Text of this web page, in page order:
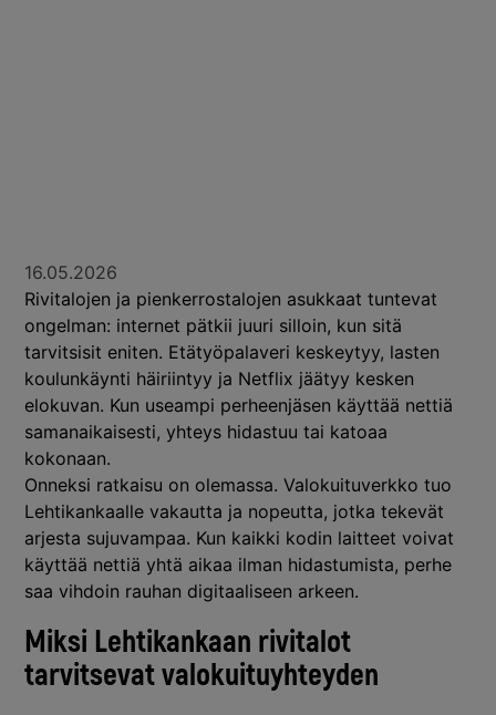
16.05.2026
Rivitalojen ja pienkerrostalojen asukkaat tuntevat
ongelman: internet pätkii juuri silloin, kun sitä
tarvitsisit eniten. Etätyöpalaveri keskeytyy, lasten
koulunkäynti häiriintyy ja Netflix jäätyy kesken
elokuvan. Kun useampi perheenjäsen käyttää nettiä
samanaikaisesti, yhteys hidastuu tai katoaa
kokonaan.
Onneksi ratkaisu on olemassa. Valokuituverkko tuo
Lehtikankaalle vakautta ja nopeutta, jotka tekevät
arjesta sujuvampaa. Kun kaikki kodin laitteet voivat
käyttää nettiä yhtä aikaa ilman hidastumista, perhe
saa vihdoin rauhan digitaaliseen arkeen.
Miksi Lehtikankaan rivitalot
tarvitsevat valokuituyhteyden